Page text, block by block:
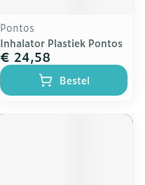
Pontos
Inhalator Plastiek Pontos
€ 24,58
Bestel